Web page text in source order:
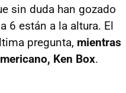
sin duda han gozado
6 están a la altura. El
pregunta, mientras
Ken Box.